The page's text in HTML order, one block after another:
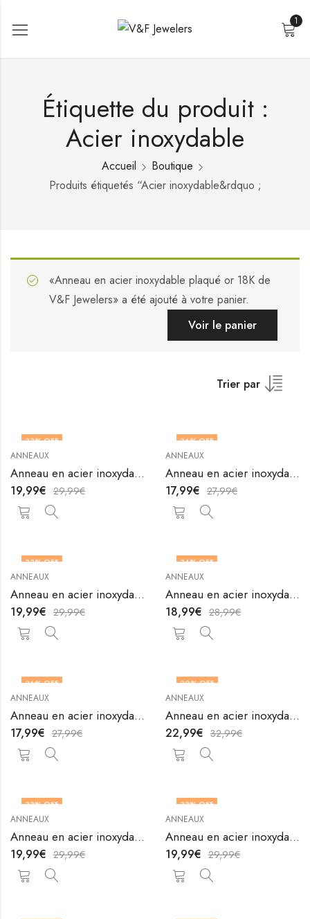
1
Étiquette du produit :
Acier inoxydable
Accueil
Boutique
Produits étiquetés “Acier inoxydable&rdquo ;
«Anneau en acier inoxydable plaqué or 18K de
V&F Jewelers» a été ajouté à votre panier.
Voir le panier
Trier par
33% OFF
OUT OF STOCK
ANNEAUX
Anneau en acier inoxydable plaqué or 18K de V&F Jewelers
19,99€ 29,99€
36% OFF
OUT OF STOCK
ANNEAUX
Anneau en acier inoxydable plaqué or 18K de V&F Jewelers
17,99€ 27,99€
33% OFF
ANNEAUX
Anneau en acier inoxydable plaqué or 18K de V&F Jewelers
19,99€ 29,99€
34% OFF
ANNEAUX
Anneau en acier inoxydable plaqué or 18K de V&F Jewelers
18,99€ 28,99€
36% OFF
OUT OF STOCK
ANNEAUX
Anneau en acier inoxydable plaqué or 18K de V&F Jewelers
17,99€ 27,99€
30% OFF
OUT OF STOCK
ANNEAUX
Anneau en acier inoxydable plaqué or 18K de V&F Jewelers
22,99€ 32,99€
33% OFF
OUT OF STOCK
ANNEAUX
Anneau en acier inoxydable plaqué or 18K de V&F Jewelers
19,99€ 29,99€
33% OFF
ANNEAUX
Anneau en acier inoxydable plaqué or 18K de V&F Jewelers
19,99€ 29,99€